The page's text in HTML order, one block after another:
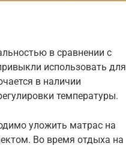
в сравнении с
использовать для
в наличии
температуры.
уложить матрас на
Во время отдыха на